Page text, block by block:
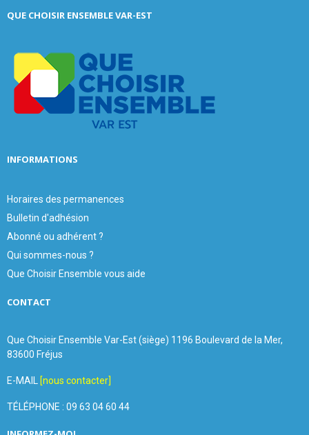
h
QUE CHOISIR ENSEMBLE VAR-EST
INFORMATIONS
Horaires des permanences
Bulletin d'adhésion
Abonné ou adhérent ?
Qui sommes-nous ?
Que Choisir Ensemble vous aide
CONTACT
Que Choisir Ensemble Var-Est (siège) 1196 Boulevard de la Mer,
83600 Fréjus
E-MAIL [nous contacter]
TÉLÉPHONE : 09 63 04 60 44